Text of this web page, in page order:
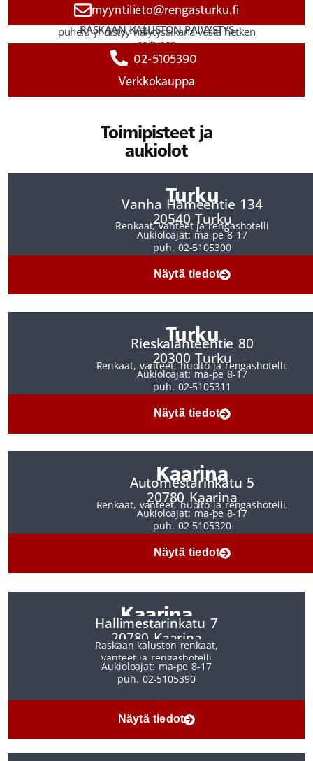
myyntilieto@rengasturku.fi
RASKAAN KALUSTON PÄIVYSTYS
puhelu yhdistyy hälytysaikana vasta hetken
soituaan
02-5105390
Verkkokauppa
Toimipisteet ja
aukiolot
Turku
Vanha Hämeentie 134
20540 Turku
Renkaat, vanteet ja rengashotelli
Aukioloajat: ma-pe 8-17
puh. 02-5105300
Näytä tiedot
Turku
Rieskalähteentie 80
20300 Turku
Renkaat, vanteet, huolto ja rengashotelli,
Aukioloajat: ma-pe 8-17
puh. 02-5105311
Näytä tiedot
Kaarina
Automestarinkatu 5
20780 Kaarina
Renkaat, vanteet, huolto ja rengashotelli,
Aukioloajat: ma-pe 8-17
puh. 02-5105320
Näytä tiedot
Kaarina
Hallimestarinkatu 7
20780 Kaarina
Raskaan kaluston renkaat,
vanteet ja rengashotelli
Aukioloajat: ma-pe 8-17
puh. 02-5105390
Näytä tiedot